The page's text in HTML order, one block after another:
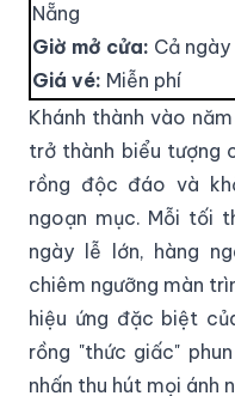
Nẵng
Giờ mở cửa: Cả ngày
Giá vé: Miễn phí
Khánh thành vào
trở thành biểu tượng
rồng độc đáo và
ngoạn mục. Mỗi tối
ngày lễ lớn, hàng
chiêm ngưỡng màn
hiệu ứng đặc biệt
rồng "thức giấc"
nhấn thu hút mọi ánh